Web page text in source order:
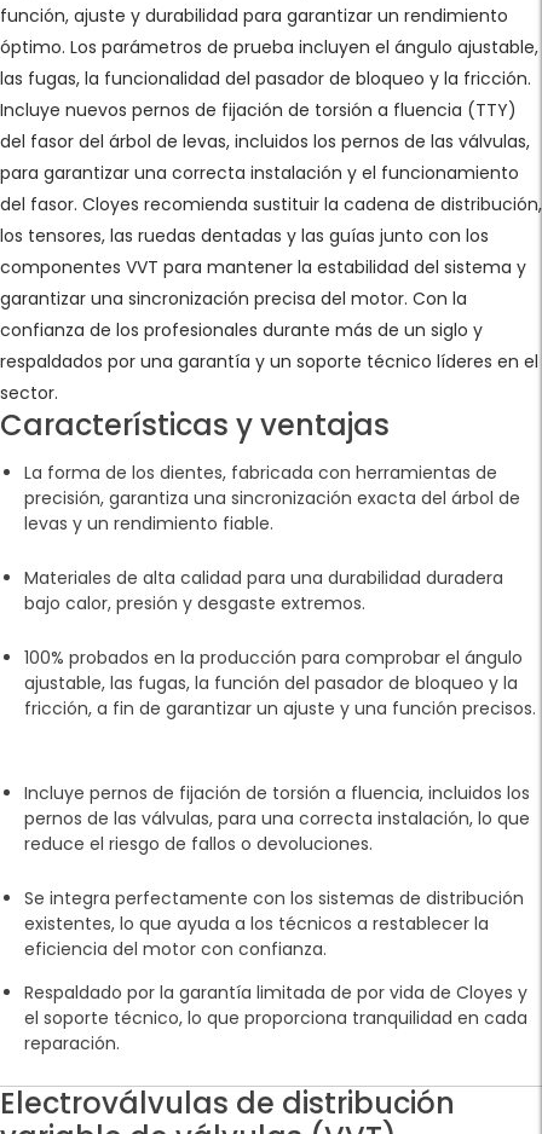
función, ajuste y durabilidad para garantizar un rendimiento
óptimo. Los parámetros de prueba incluyen el ángulo ajustable,
las fugas, la funcionalidad del pasador de bloqueo y la fricción.
Incluye nuevos pernos de fijación de torsión a fluencia (TTY)
del fasor del árbol de levas, incluidos los pernos de las válvulas,
para garantizar una correcta instalación y el funcionamiento
del fasor. Cloyes recomienda sustituir la cadena de distribución,
los tensores, las ruedas dentadas y las guías junto con los
componentes VVT para mantener la estabilidad del sistema y
garantizar una sincronización precisa del motor. Con la
confianza de los profesionales durante más de un siglo y
respaldados por una garantía y un soporte técnico líderes en el
sector.
Características y ventajas
La forma de los dientes, fabricada con herramientas de
precisión, garantiza una sincronización exacta del árbol de
levas y un rendimiento fiable.
Materiales de alta calidad para una durabilidad duradera
bajo calor, presión y desgaste extremos.
100% probados en la producción para comprobar el ángulo
ajustable, las fugas, la función del pasador de bloqueo y la
fricción, a fin de garantizar un ajuste y una función precisos.
Incluye pernos de fijación de torsión a fluencia, incluidos los
pernos de las válvulas, para una correcta instalación, lo que
reduce el riesgo de fallos o devoluciones.
Se integra perfectamente con los sistemas de distribución
existentes, lo que ayuda a los técnicos a restablecer la
eficiencia del motor con confianza.
Respaldado por la garantía limitada de por vida de Cloyes y
el soporte técnico, lo que proporciona tranquilidad en cada
reparación.
Electroválvulas de distribución